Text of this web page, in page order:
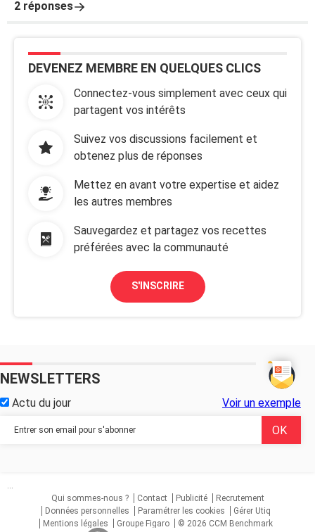
2 réponses
DEVENEZ MEMBRE EN QUELQUES CLICS
Connectez-vous simplement avec ceux qui
partagent vos intérêts
Suivez vos discussions facilement et
obtenez plus de réponses
Mettez en avant votre expertise et aidez
les autres membres
Sauvegardez et partagez vos recettes
préférées avec la communauté
S'INSCRIRE
NEWSLETTERS
Actu du jour Voir un exemple
...
Qui sommes-nous ?
Contact Publicité
Recrutement
Données personnelles
Paramétrer les cookies
Gérer Utiq
Mentions légales
Groupe Figaro © 2026 CCM Benchmark